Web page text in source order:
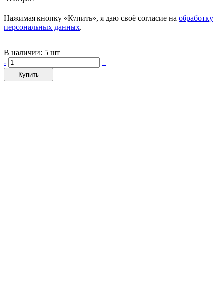
Нажимая кнопку «Купить», я даю своё согласие на обработку
персональных данных.
В наличии: 5 шт
-
+
Купить